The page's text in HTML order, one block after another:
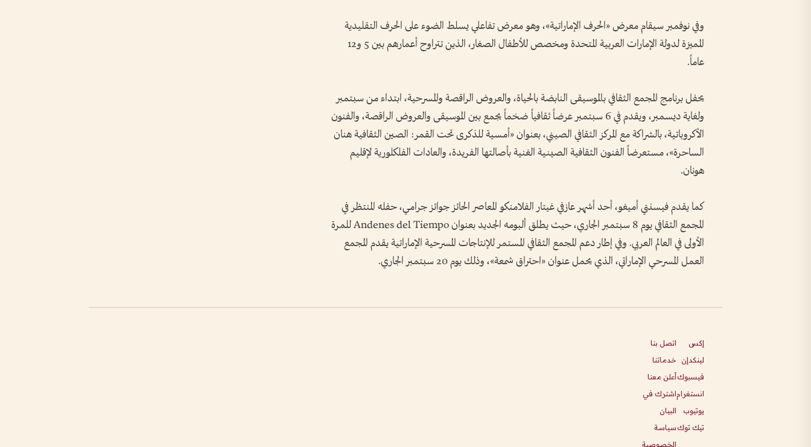
وفي نوفمبر سيقام معرض «الحرف الإماراتية»، وهو معرض تفاعلي يسلط الضوء على الحرف التقليدية
المميزة لدولة الإمارات العربية المتحدة ومخصص للأطفال الصغار، الذين تتراوح أعمارهم بين 5 و12
عاماً.
يحفل برنامج المجمع الثقافي بالموسيقى النابضة بالحياة، والعروض الراقصة والمسرحية، ابتداء من سبتمبر
ولغاية ديسمبر، ويقدم في 6 سبتمبر عرضاً ثقافياً ضخماً يجمع بين الموسيقى والعروض الراقصة، والفنون
الأكروباتية، بالشراكة مع المركز الثقافي الصيني، بعنوان «أمسية للذكرى تحت القمر: الصين الثقافية هنان
الساحرة»، مستعرضاً الفنون الثقافية الصينية الغنية بأصالتها الفريدة، والعادات الفلكلورية لإقليم
هونان.
كما يقدم فيسنتي أميغو، أحد أشهر عازفي غيتار الفلامنكو المعاصر الحائز جوائز جرامي، حفله المنتظر في
المجمع الثقافي يوم 8 سبتمبر الجاري، حيث يطلق ألبومه الجديد بعنوان Andenes del Tiempo للمرة
الأولى في العالم العربي. وفي إطار دعم المجمع الثقافي المستمر للإنتاجات المسرحية الإماراتية يقدم المجمع
العمل المسرحي الإماراتي، الذي يحمل عنوان «احتراق شمعة»، وذلك يوم 20 سبتمبر الجاري.
إكس
لينكدإن
فيسبوك
انستغرام
يوتيوب
تيك توك
اتصل بنا
خدماتنا
أعلن معنا
اشترك في
البيان
سياسة
الخصوصية